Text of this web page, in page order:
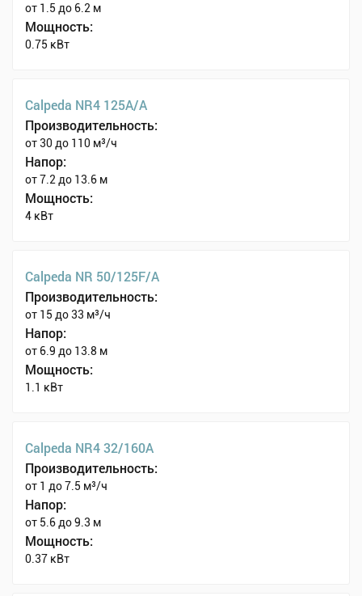
от 1.5 до 6.2 м
Мощность:
0.75 кВт
Calpeda NR4 125A/A
Производительность:
от 30 до 110 м³/ч
Напор:
от 7.2 до 13.6 м
Мощность:
4 кВт
Calpeda NR 50/125F/A
Производительность:
от 15 до 33 м³/ч
Напор:
от 6.9 до 13.8 м
Мощность:
1.1 кВт
Calpeda NR4 32/160A
Производительность:
от 1 до 7.5 м³/ч
Напор:
от 5.6 до 9.3 м
Мощность:
0.37 кВт